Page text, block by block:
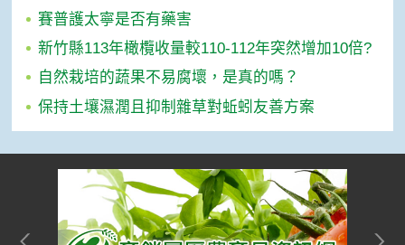
賽普護太寧是否有藥害
新竹縣113年橄欖收量較110-112年突然增加10倍?
自然栽培的蔬果不易腐壞，是真的嗎？
保持土壤濕潤且抑制雜草對蚯蚓友善方案